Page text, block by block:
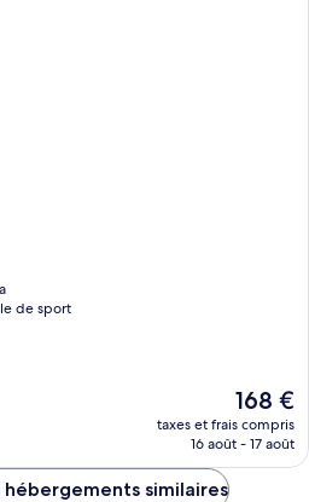
de sport
Le
nouveau
prix
168 €
taxes et frais compris
16 août - 17 août
hébergements similaires